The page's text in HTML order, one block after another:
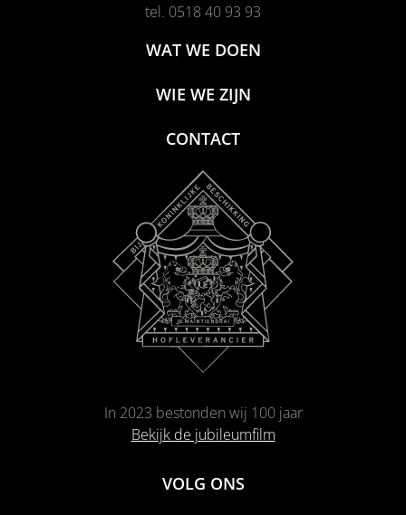
tel. 0518 40 93 93
WAT WE DOEN
WIE WE ZIJN
CONTACT
In 2023 bestonden wij 100 jaar
Bekijk de jubileumfilm
VOLG ONS